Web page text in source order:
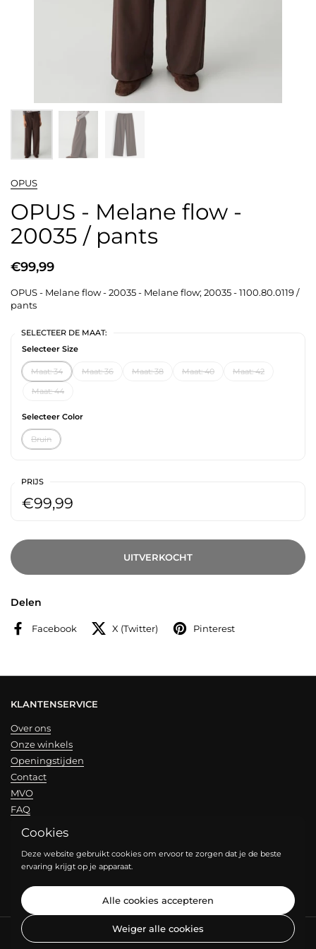
OPUS
OPUS - Melane flow -
20035 / pants
€99,99
OPUS - Melane flow - 20035 - Melane flow; 20035 - 1100.80.0119 /
pants
SELECTEER DE MAAT:
Selecteer Size
Maat: 34 Maat: 36 Maat: 38 Maat: 40
Maat: 42
Maat: 44
Selecteer Color
Bruin
PRIJS
€99,99
UITVERKOCHT
Delen
Facebook X (Twitter) Pinterest
KLANTENSERVICE
Over ons
Onze winkels
Openingstijden
Contact
MVO
FAQ
Copyright © 2026 JOY HOUSE OF BRANDS
Cookies
Deze website gebruikt cookies om ervoor te zorgen dat je de beste
ervaring krijgt op je apparaat.
Alle cookies accepteren
Weiger alle cookies